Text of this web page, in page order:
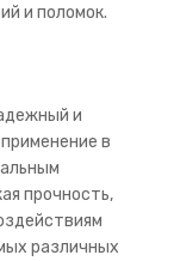
и поломок.
и
в
прочность,
различных